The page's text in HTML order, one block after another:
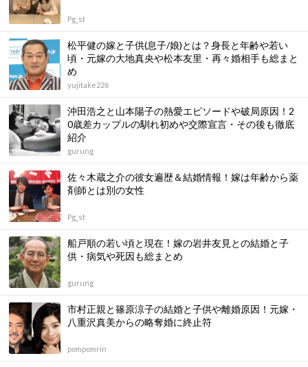
Pg_st
松平健の嫁と子供(息子/娘)とは？身長と年齢や若い
頃・元嫁の大地真央や松本友里・再々婚相手も総まと
め
yujitake226
沖田浩之と山本陽子の熱愛エピソードや破局原因！2
0歳差カップルの馴れ初めや交際宣言・その後も徹底
紹介
gurung
佐々木蔵之介の彼女遍歴＆結婚情報！嫁は年齢から薬
剤師とは別の女性
Pg_st
船戸順の若い頃と現在！嫁の岩井友見との結婚と子
供・病気や死因も総まとめ
gurung
市村正親と篠原涼子の結婚と子供や離婚原因！元嫁・
八重沢真美からの略奪婚に終止符
pompomrin